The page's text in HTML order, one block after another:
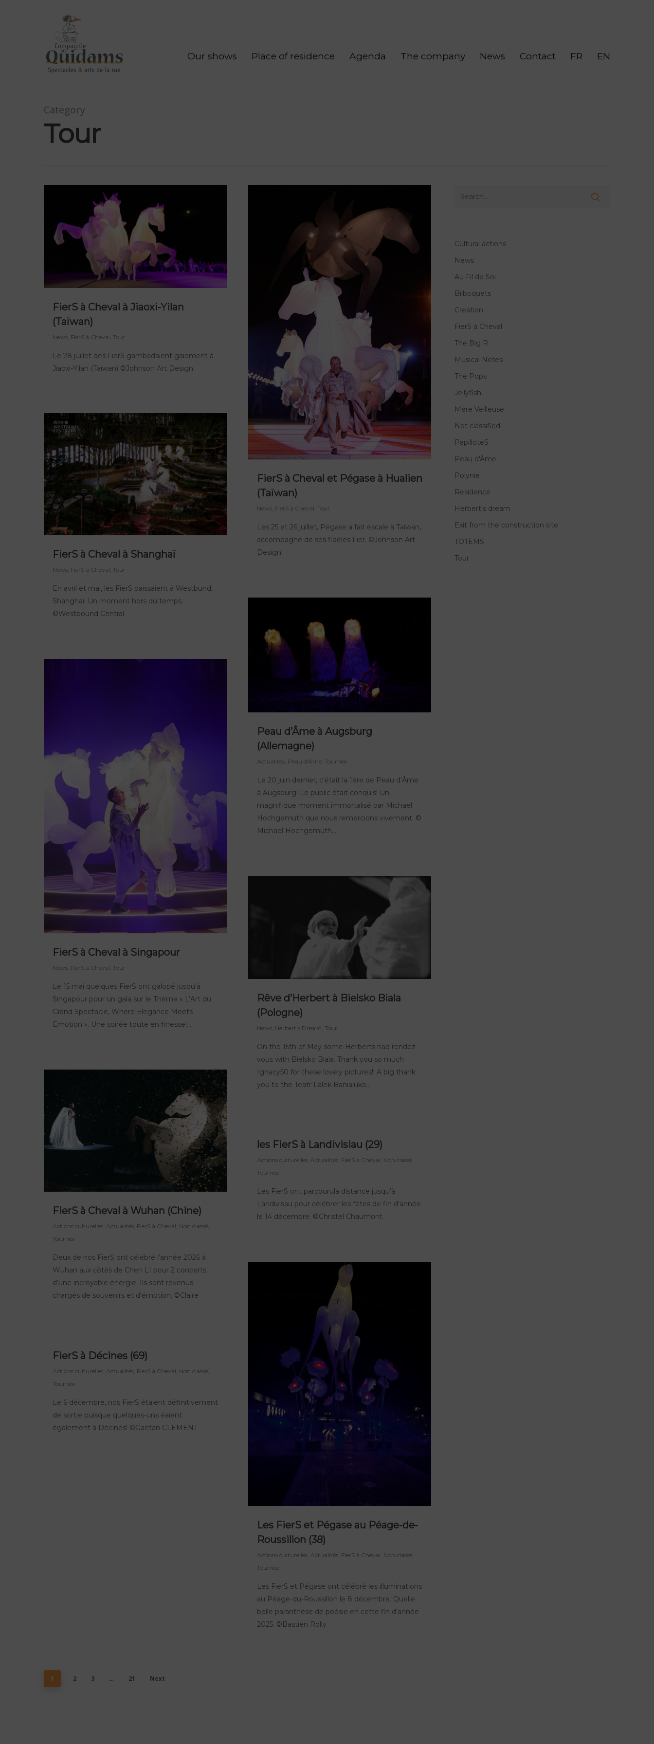
Our shows Place of residence Agenda The company News Contact FR EN
Category
Tour
FierS à Cheval à Jiaoxi-Yilan
(Taïwan)
News FierS à Cheval Tour
Le 28 juillet des FierS gambadaient gaiement à
Jiaoxi-Yilan (Taïwan) ©Johnson Art Design
FierS à Cheval et Pégase à Hualien
(Taïwan)
News FierS à Cheval Tour
Les 25 et 26 juillet, Pégase a fait escale à Taïwan,
accompagné de ses fidèles Fier. ©Johnson Art
Design
FierS à Cheval à Shanghaï
News FierS à Cheval Tour
En avril et mai, les FierS paissaient à Westbund,
Shanghaï. Un moment hors du temps.
©Westbound Central
Peau d’Âme à Augsburg
(Allemagne)
Actualités Peau d'Âme Tournée
Le 20 juin dernier, c’était la 1ère de Peau d’Âme
à Augsburg! Le public était conquis! Un
magnifique moment immortalisé par Michael
Hochgemuth que nous remercions vivement. ©
Michael Hochgemuth…
FierS à Cheval à Singapour
News FierS à Cheval Tour
Le 15 mai quelques FierS ont galopé jusqu’à
Singapour pour un gala sur le Thème « L’Art du
Grand Spectacle, Where Elegance Meets
Emotion ». Une soirée toute en finesse!…
Rêve d’Herbert à Bielsko Biala
(Pologne)
News Herbert's Dream Tour
On the 15th of May some Herberts had rendez-
vous with Bielsko Biala. Thank you so much
Ignacy50 for these lovely pictures!! A big thank
you to the Teatr Lalek Banialuka…
FierS à Cheval à Wuhan (Chine)
Actions culturelles Actualités FierS à Cheval Non classé
Tournée
Deux de nos FierS ont célébré l’année 2026 à
Wuhan aux côtés de Chen LI pour 2 concerts
d’une incroyable énergie. Ils sont revenus
chargés de souvenirs et d’émotion. ©Claire
les FierS à Landivisiau (29)
Actions culturelles Actualités FierS à Cheval Non classé
Tournée
Les FierS ont parcourula distance jusqu’à
Landivisau pour célébrer les fêtes de fin d’année
le 14 décembre. ©Christel Chaumont
Les FierS et Pégase au Péage-de-
Roussillon (38)
Actions culturelles Actualités FierS à Cheval Non classé
Tournée
Les FierS et Pégase ont célébré les illuminations
au Péage-du-Roussillon le 8 décembre. Quelle
belle paranthèse de poésie en cette fin d’année
2025. ©Bastien Rolly
FierS à Décines (69)
Actions culturelles Actualités FierS à Cheval Non classé
Tournée
Le 6 décembre, nos FierS étaient définitivement
de sortie puisque quelques-uns éaient
également à Décines! ©Gaetan CLEMENT
1 2 3 … 21 Next
Cultural actions
News
Au Fil de Soi
Bilboquets
Creation
FierS à Cheval
The Big R
Musical Notes
The Pops
Jellyfish
Mère Veilleuse
Not classified
PapilloteS
Peau d'Âme
Polynie
Residence
Herbert's dream
Exit from the construction site
TOTEMS
Tour